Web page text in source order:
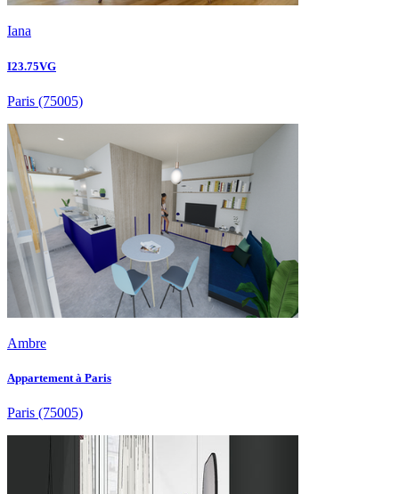
Iana
I23.75VG
Paris (75005)
Ambre
Appartement à Paris
Paris (75005)